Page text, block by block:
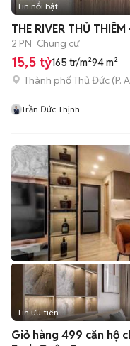
Tin nổi bật
THE RIVER THỦ
2 PN Chung cư
15,5 tỷ165 tr/m²94 m²
Thành phố Thủ Đức (P.
Trần Đức Thịnh
Tin ưu tiên
Giỏ hàng 499 căn hộ